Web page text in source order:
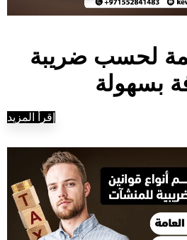
لحسب ضريبة
بسهولة
إقرأ المزيد